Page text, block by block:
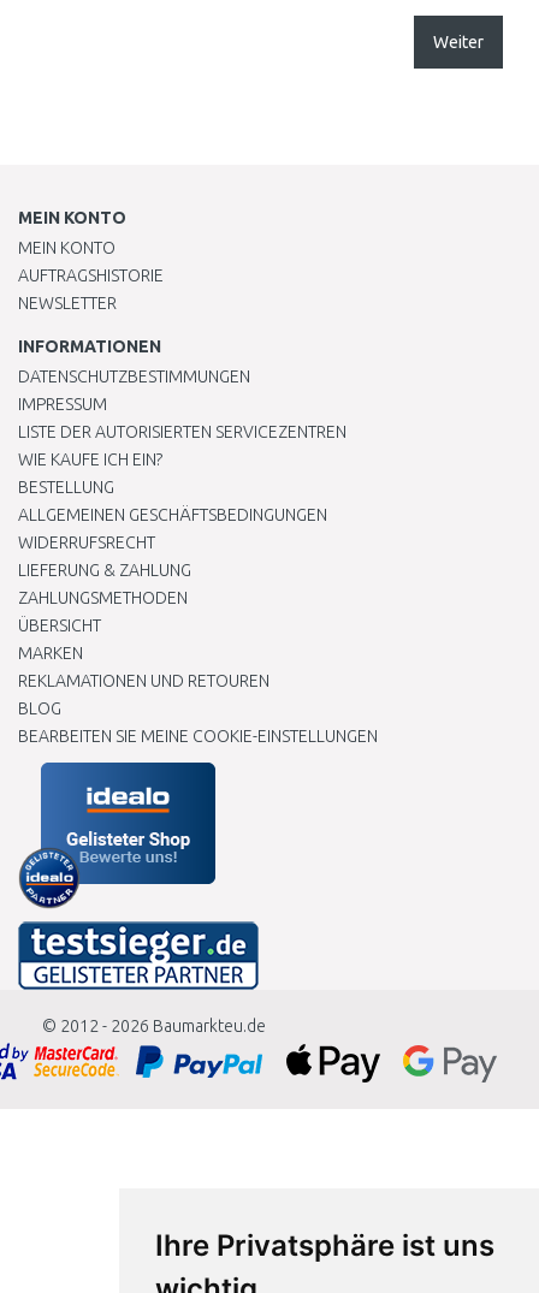
Ihre Privatsphäre ist uns
Weiter
MEIN KONTO
MEIN KONTO
AUFTRAGSHISTORIE
NEWSLETTER
INFORMATIONEN
DATENSCHUTZBESTIMMUNGEN
IMPRESSUM
LISTE DER AUTORISIERTEN SERVICEZENTREN
WIE KAUFE ICH EIN?
BESTELLUNG
ALLGEMEINEN GESCHÄFTSBEDINGUNGEN
WIDERRUFSRECHT
LIEFERUNG & ZAHLUNG
ZAHLUNGSMETHODEN
ÜBERSICHT
MARKEN
REKLAMATIONEN UND RETOUREN
BLOG
BEARBEITEN SIE MEINE COOKIE-EINSTELLUNGEN
© 2012 - 2026 Baumarkteu.de